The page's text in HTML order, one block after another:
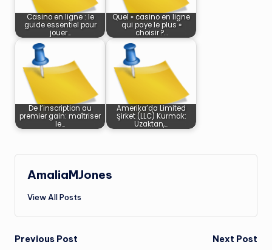
Casino en ligne : le
guide essentiel pour
jouer…
Quel « casino en ligne
qui paye le plus »
choisir ?…
De l’inscription au
premier gain: maîtriser
le…
Amerika’da Limited
Şirket (LLC) Kurmak:
Uzaktan,…
AmaliaMJones
View All Posts
Post
Previous Post Next Post